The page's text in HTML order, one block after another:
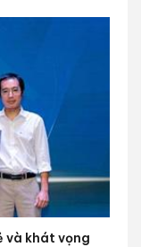
và khát vọng